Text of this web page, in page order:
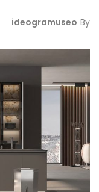
By
ideogramuseo